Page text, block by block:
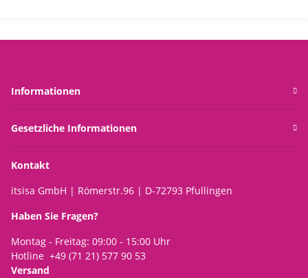
Informationen
Gesetzliche Informationen
Kontakt
itsisa GmbH | Römerstr.96 | D-72793 Pfullingen
Haben Sie Fragen?
Montag - Freitag: 09:00 - 15:00 Uhr
Hotline +49 (71 21) 577 90 53
Versand